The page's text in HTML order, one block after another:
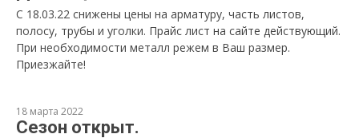
С 18.03.22 снижены цены на арматуру, часть листов,
полосу, трубы и уголки. Прайс лист на сайте действующий.
При необходимости металл режем в Ваш размер.
Приезжайте!
18 марта 2022
Сезон открыт.